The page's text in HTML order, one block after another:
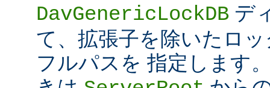
DavGenericLockDB デ
て、拡張子を除いたロ
フルパスを 指定します